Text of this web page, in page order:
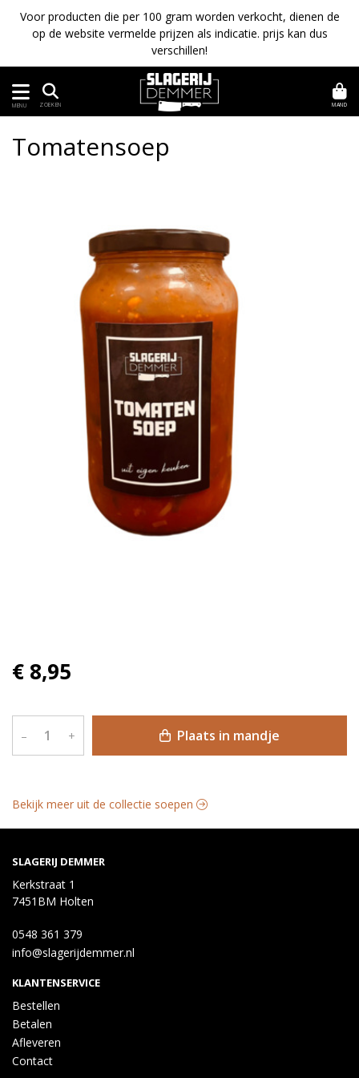
Voor producten die per 100 gram worden verkocht, dienen de
op de website vermelde prijzen als indicatie. prijs kan dus
verschillen!
MENU ZOEKEN MAND
Tomatensoep
€ 8,95
– + Plaats in mandje
Bekijk meer uit de collectie soepen
SLAGERIJ DEMMER
Kerkstraat 1
7451BM Holten
0548 361 379
info@slagerijdemmer.nl
KLANTENSERVICE
Bestellen
Betalen
Afleveren
Contact